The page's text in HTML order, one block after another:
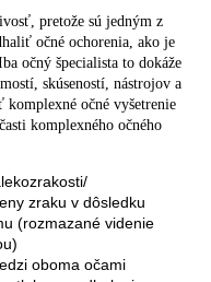
pretože sú jedným z
očné ochorenia, ako je
očný špecialista to dokáže
skúseností, nástrojov a
očné vyšetrenie
komplexného očného
zraku v dôsledku
(rozmazané videnie
oboma očami